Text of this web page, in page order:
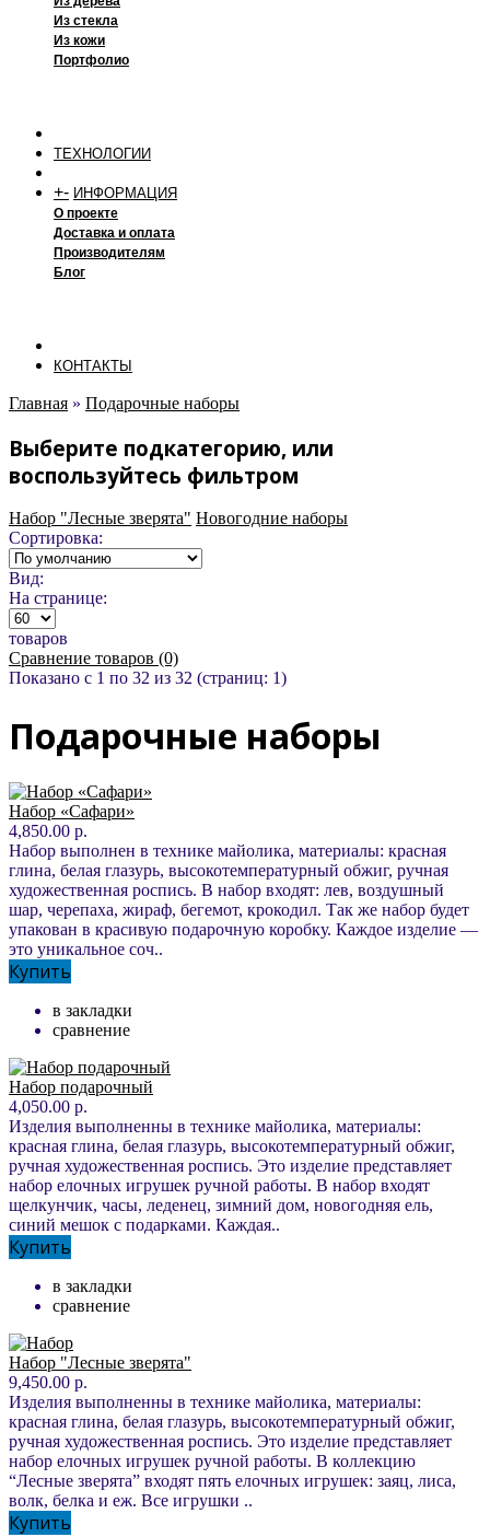
Из стекла
Из кожи
Портфолио
ТЕХНОЛОГИИ
+- ИНФОРМАЦИЯ
О проекте
Доставка и оплата
Производителям
Блог
КОНТАКТЫ
Главная » Подарочные наборы
Выберите подкатегорию, или
воспользуйтесь фильтром
Набор "Лесные зверята" Новогодние наборы
Сортировка:
Вид:
На странице:
товаров
Сравнение товаров (0)
Показано с 1 по 32 из 32 (страниц: 1)
Подарочные наборы
Набор «Сафари»
4,850.00 р.
Набор выполнен в технике майолика, материалы: красная
глина, белая глазурь, высокотемпературный обжиг, ручная
художественная роспись. В набор входят: лев, воздушный
шар, черепаха, жираф, бегемот, крокодил. Так же набор будет
упакован в красивую подарочную коробку. Каждое изделие —
это уникальное соч..
Купить
в закладки
сравнение
Набор подарочный
4,050.00 р.
Изделия выполненны в технике майолика, материалы:
красная глина, белая глазурь, высокотемпературный обжиг,
ручная художественная роспись. Это изделие представляет
набор елочных игрушек ручной работы. В набор входят
щелкунчик, часы, леденец, зимний дом, новогодняя ель,
синий мешок с подарками. Каждая..
Купить
в закладки
сравнение
Набор "Лесные зверята"
9,450.00 р.
Изделия выполненны в технике майолика, материалы:
красная глина, белая глазурь, высокотемпературный обжиг,
ручная художественная роспись. Это изделие представляет
набор елочных игрушек ручной работы. В коллекцию
“Лесные зверята” входят пять елочных игрушек: заяц, лиса,
волк, белка и еж. Все игрушки ..
Купить